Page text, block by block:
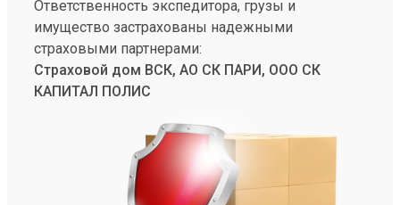
Ответственность экспедитора, грузы и
имущество застрахованы надежными
страховыми партнерами:
Страховой дом ВСК, АО СК ПАРИ, ООО СК
КАПИТАЛ ПОЛИС